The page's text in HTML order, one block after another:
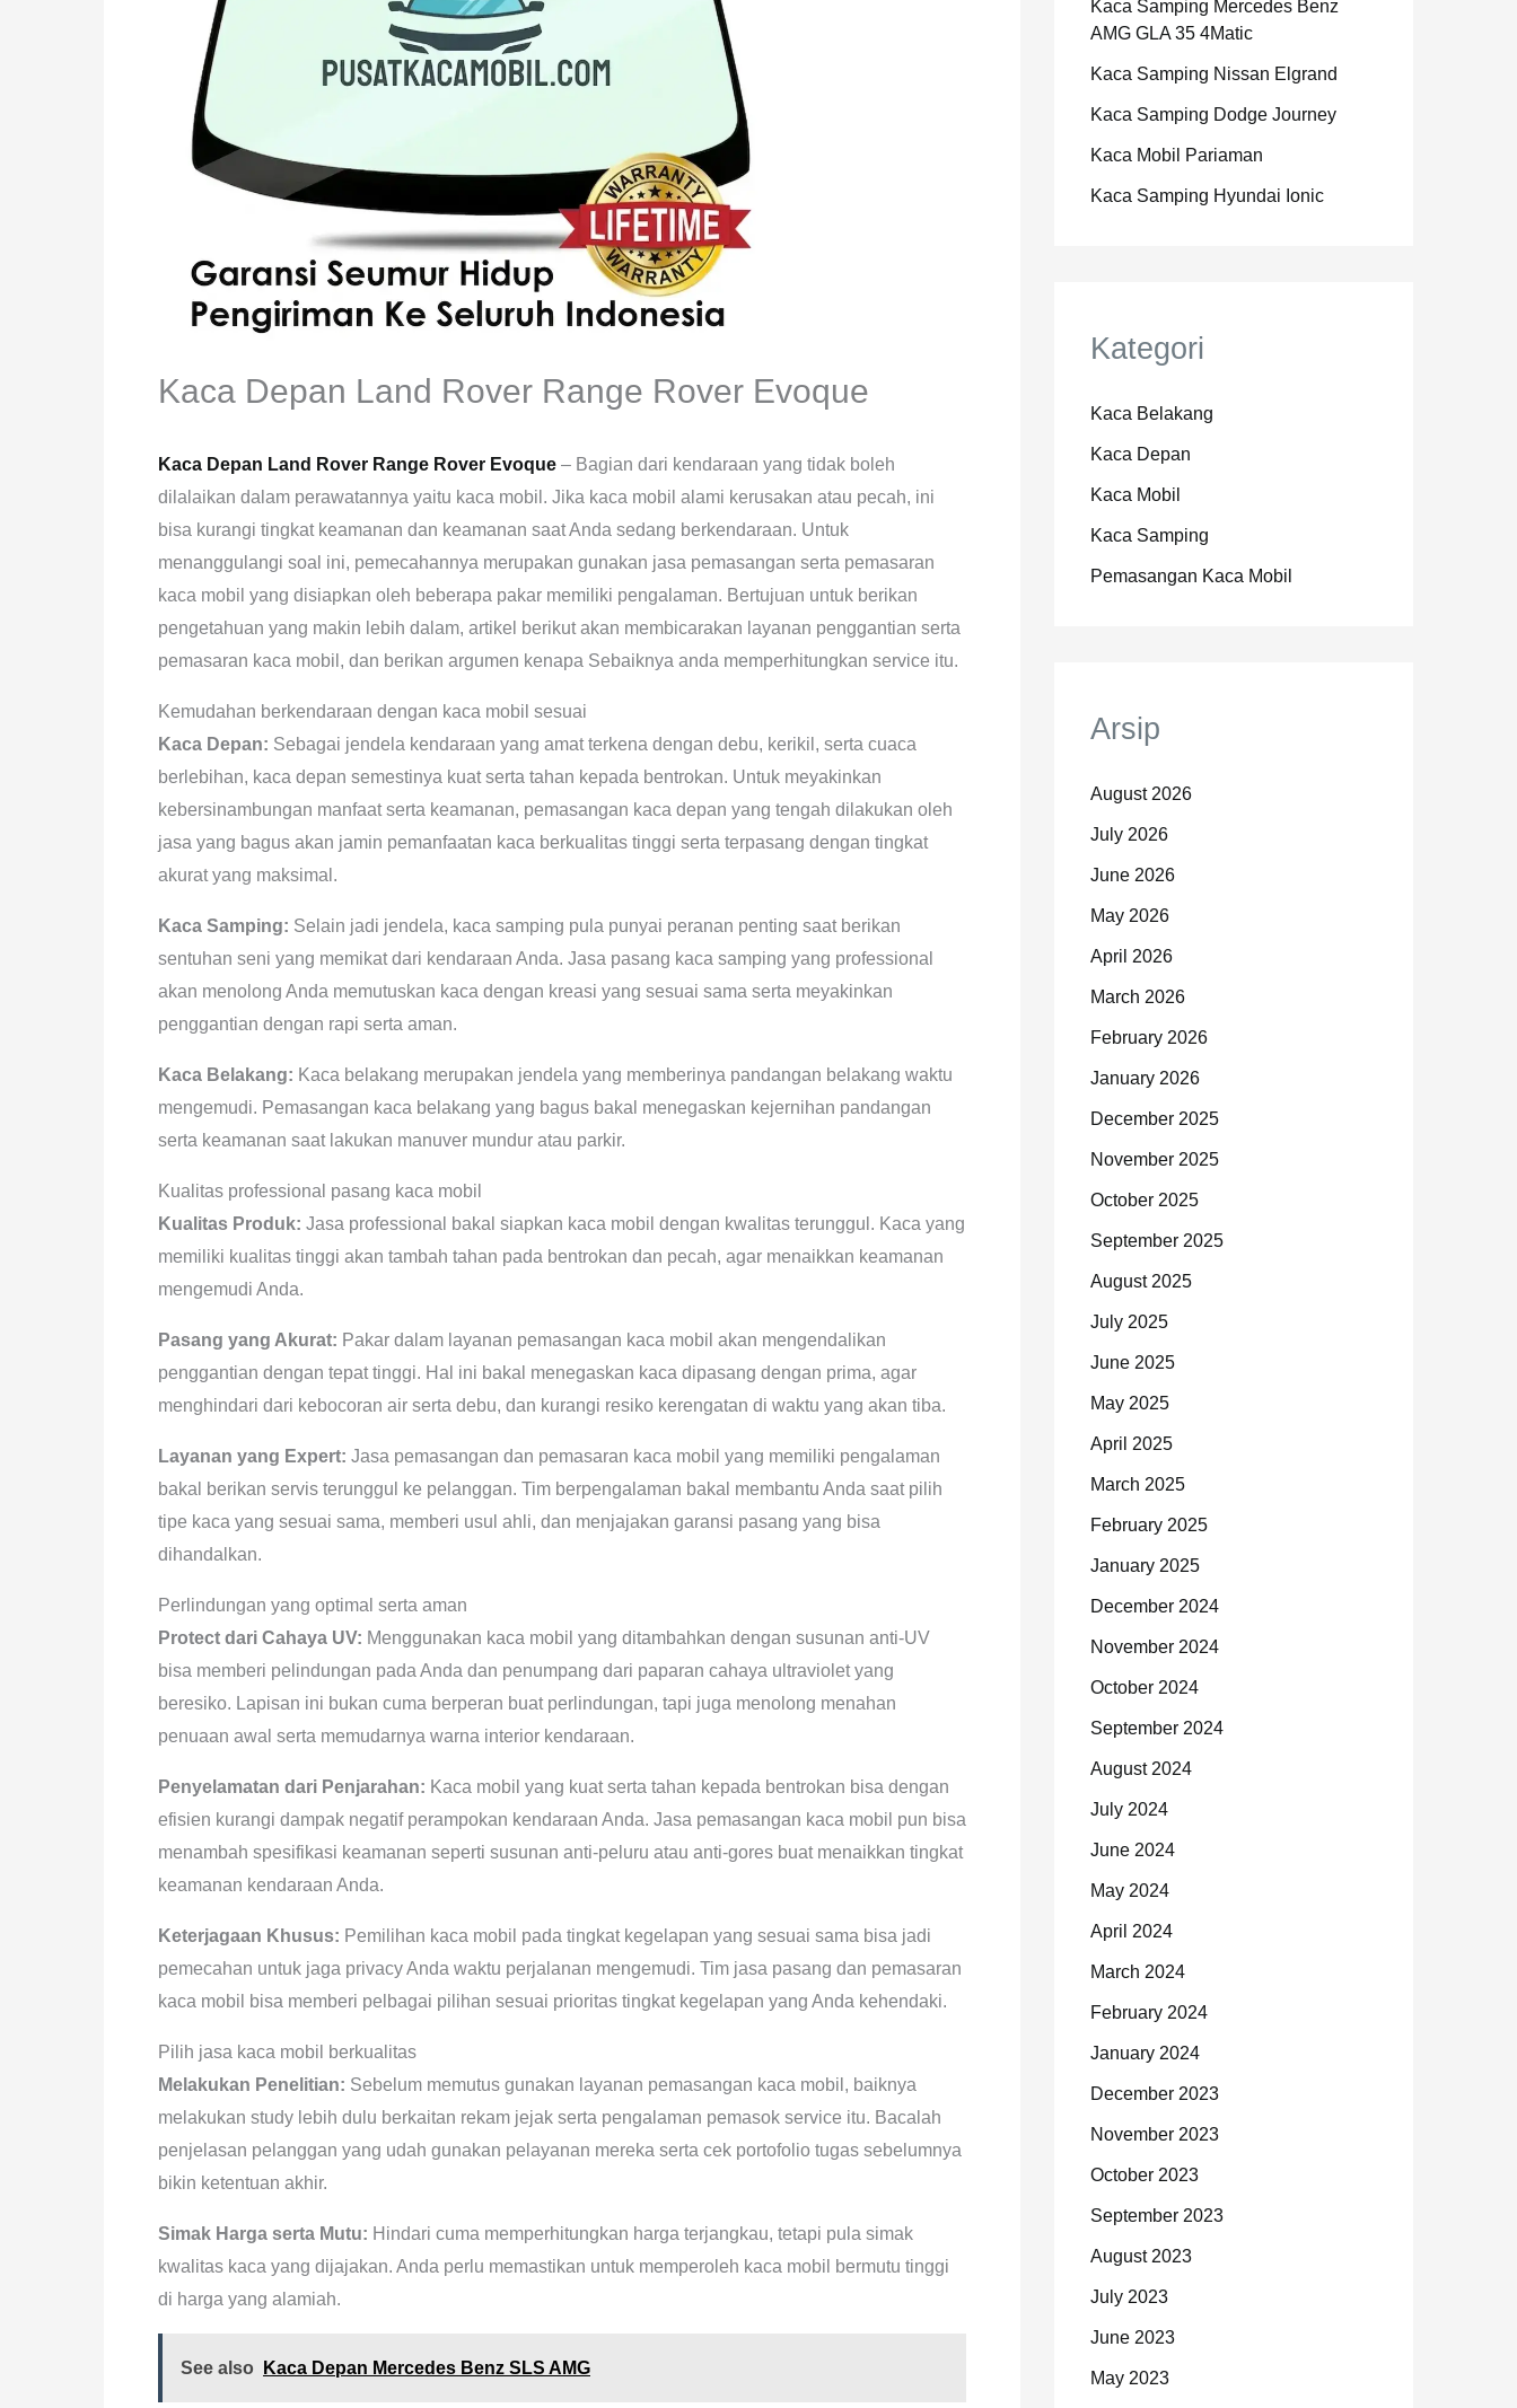
Kaca Depan Land Rover Range Rover Evoque
Kaca Depan Land Rover Range Rover Evoque – Bagian dari kendaraan yang tidak boleh
dilalaikan dalam perawatannya yaitu kaca mobil. Jika kaca mobil alami kerusakan atau pecah, ini
bisa kurangi tingkat keamanan dan keamanan saat Anda sedang berkendaraan. Untuk
menanggulangi soal ini, pemecahannya merupakan gunakan jasa pemasangan serta pemasaran
kaca mobil yang disiapkan oleh beberapa pakar memiliki pengalaman. Bertujuan untuk berikan
pengetahuan yang makin lebih dalam, artikel berikut akan membicarakan layanan penggantian serta
pemasaran kaca mobil, dan berikan argumen kenapa Sebaiknya anda memperhitungkan service itu.
Kemudahan berkendaraan dengan kaca mobil sesuai
Kaca Depan: Sebagai jendela kendaraan yang amat terkena dengan debu, kerikil, serta cuaca
berlebihan, kaca depan semestinya kuat serta tahan kepada bentrokan. Untuk meyakinkan
kebersinambungan manfaat serta keamanan, pemasangan kaca depan yang tengah dilakukan oleh
jasa yang bagus akan jamin pemanfaatan kaca berkualitas tinggi serta terpasang dengan tingkat
akurat yang maksimal.
Kaca Samping: Selain jadi jendela, kaca samping pula punyai peranan penting saat berikan
sentuhan seni yang memikat dari kendaraan Anda. Jasa pasang kaca samping yang professional
akan menolong Anda memutuskan kaca dengan kreasi yang sesuai sama serta meyakinkan
penggantian dengan rapi serta aman.
Kaca Belakang: Kaca belakang merupakan jendela yang memberinya pandangan belakang waktu
mengemudi. Pemasangan kaca belakang yang bagus bakal menegaskan kejernihan pandangan
serta keamanan saat lakukan manuver mundur atau parkir.
Kualitas professional pasang kaca mobil
Kualitas Produk: Jasa professional bakal siapkan kaca mobil dengan kwalitas terunggul. Kaca yang
memiliki kualitas tinggi akan tambah tahan pada bentrokan dan pecah, agar menaikkan keamanan
mengemudi Anda.
Pasang yang Akurat: Pakar dalam layanan pemasangan kaca mobil akan mengendalikan
penggantian dengan tepat tinggi. Hal ini bakal menegaskan kaca dipasang dengan prima, agar
menghindari dari kebocoran air serta debu, dan kurangi resiko kerengatan di waktu yang akan tiba.
Layanan yang Expert: Jasa pemasangan dan pemasaran kaca mobil yang memiliki pengalaman
bakal berikan servis terunggul ke pelanggan. Tim berpengalaman bakal membantu Anda saat pilih
tipe kaca yang sesuai sama, memberi usul ahli, dan menjajakan garansi pasang yang bisa
dihandalkan.
Perlindungan yang optimal serta aman
Protect dari Cahaya UV: Menggunakan kaca mobil yang ditambahkan dengan susunan anti-UV
bisa memberi pelindungan pada Anda dan penumpang dari paparan cahaya ultraviolet yang
beresiko. Lapisan ini bukan cuma berperan buat perlindungan, tapi juga menolong menahan
penuaan awal serta memudarnya warna interior kendaraan.
Penyelamatan dari Penjarahan: Kaca mobil yang kuat serta tahan kepada bentrokan bisa dengan
efisien kurangi dampak negatif perampokan kendaraan Anda. Jasa pemasangan kaca mobil pun bisa
menambah spesifikasi keamanan seperti susunan anti-peluru atau anti-gores buat menaikkan tingkat
keamanan kendaraan Anda.
Keterjagaan Khusus: Pemilihan kaca mobil pada tingkat kegelapan yang sesuai sama bisa jadi
pemecahan untuk jaga privacy Anda waktu perjalanan mengemudi. Tim jasa pasang dan pemasaran
kaca mobil bisa memberi pelbagai pilihan sesuai prioritas tingkat kegelapan yang Anda kehendaki.
Pilih jasa kaca mobil berkualitas
Melakukan Penelitian: Sebelum memutus gunakan layanan pemasangan kaca mobil, baiknya
melakukan study lebih dulu berkaitan rekam jejak serta pengalaman pemasok service itu. Bacalah
penjelasan pelanggan yang udah gunakan pelayanan mereka serta cek portofolio tugas sebelumnya
bikin ketentuan akhir.
Simak Harga serta Mutu: Hindari cuma memperhitungkan harga terjangkau, tetapi pula simak
kwalitas kaca yang dijajakan. Anda perlu memastikan untuk memperoleh kaca mobil bermutu tinggi
di harga yang alamiah.
See also Kaca Depan Mercedes Benz SLS AMG
Kaca Samping Mercedes Benz
AMG GLA 35 4Matic
Kaca Samping Nissan Elgrand
Kaca Samping Dodge Journey
Kaca Mobil Pariaman
Kaca Samping Hyundai Ionic
Kategori
Kaca Belakang
Kaca Depan
Kaca Mobil
Kaca Samping
Pemasangan Kaca Mobil
Arsip
August 2026
July 2026
June 2026
May 2026
April 2026
March 2026
February 2026
January 2026
December 2025
November 2025
October 2025
September 2025
August 2025
July 2025
June 2025
May 2025
April 2025
March 2025
February 2025
January 2025
December 2024
November 2024
October 2024
September 2024
August 2024
July 2024
June 2024
May 2024
April 2024
March 2024
February 2024
January 2024
December 2023
November 2023
October 2023
September 2023
August 2023
July 2023
June 2023
May 2023